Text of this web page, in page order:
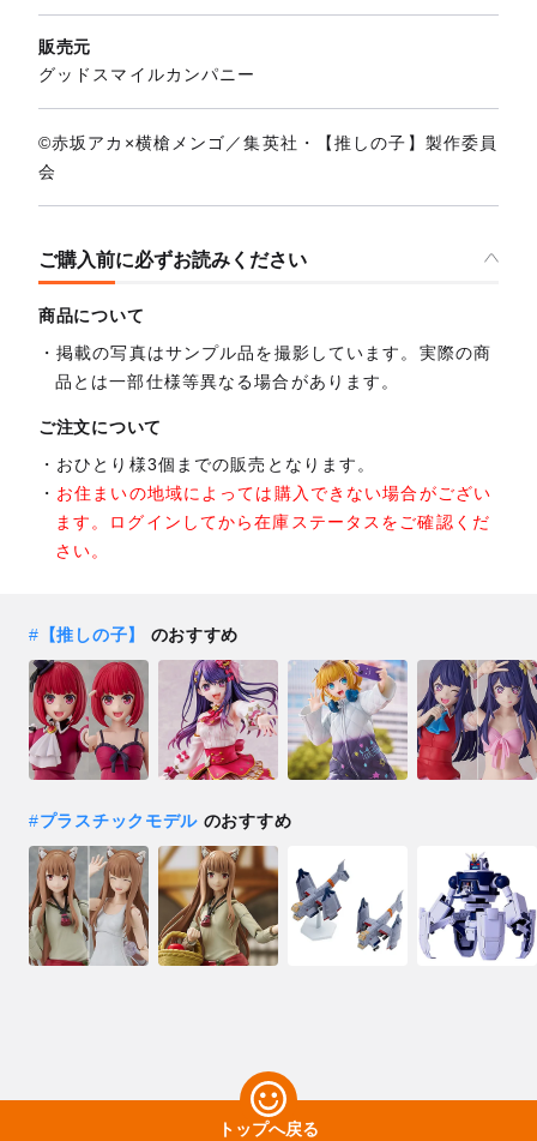
販売元
グッドスマイルカンパニー
©赤坂アカ×横槍メンゴ／集英社・【推しの子】製作委員
会
ご購入前に必ずお読みください
商品について
掲載の写真はサンプル品を撮影しています。実際の商
品とは一部仕様等異なる場合があります。
ご注文について
おひとり様3個までの販売となります。
お住まいの地域によっては購入できない場合がござい
ます。ログインしてから在庫ステータスをご確認くだ
さい。
# 【推しの子】 のおすすめ
#プラスチックモデル のおすすめ
トップへ戻る